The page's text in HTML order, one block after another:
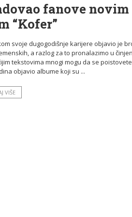
fanove novim
“Kofer”
svoje dugogodišnje karijere objavio je
a razlog za to pronalazimo u
tekstovima mnogi mogu da se
objavio albume koji su ...
VIŠE